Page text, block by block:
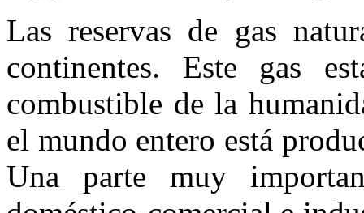
Las reservas de gas
continentes. Este gas
combustible de la
el mundo entero está
Una parte muy